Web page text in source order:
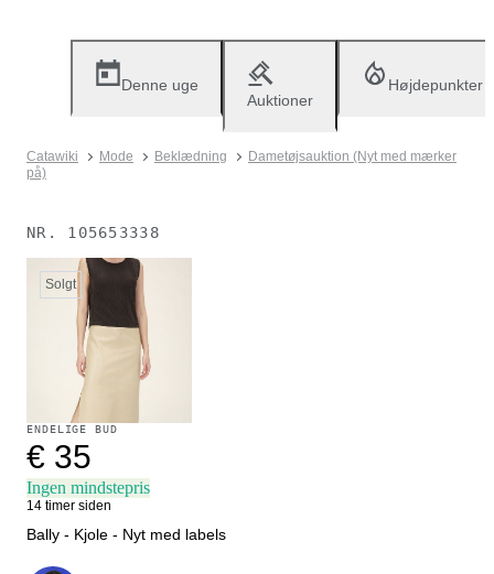
Denne uge
Auktioner
Højdepunkter
Catawiki Mode Beklædning
Dametøjsauktion (Nyt med mærker
på)
NR. 105653338
Solgt
ENDELIGE BUD
€ 35
Ingen mindstepris
14 timer siden
Bally - Kjole - Nyt med labels